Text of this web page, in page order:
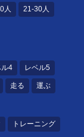
人 21-30人
ル4 レベル5
走る 運ぶ
トレーニング